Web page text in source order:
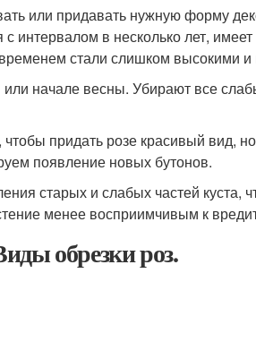
или придавать нужную форму
интервалом в несколько лет,
стали слишком высокими и
начале весны. Убирают все
придать розе красивый вид,
появление новых бутонов.
старых и слабых частей куста,
менее восприимчивым к
обрезки роз.